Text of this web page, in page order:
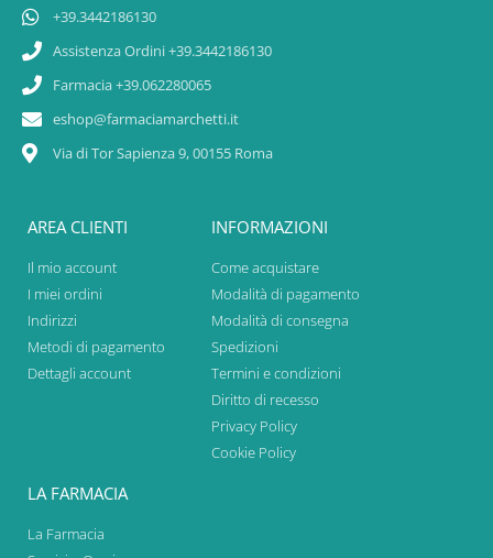
+39.3442186130
Assistenza Ordini +39.3442186130
Farmacia +39.062280065
eshop@farmaciamarchetti.it
Via di Tor Sapienza 9, 00155 Roma
AREA CLIENTI
Il mio account
I miei ordini
Indirizzi
Metodi di pagamento
Dettagli account
INFORMAZIONI
Come acquistare
Modalità di pagamento
Modalità di consegna
Spedizioni
Termini e condizioni
Diritto di recesso
Privacy Policy
Cookie Policy
LA FARMACIA
La Farmacia